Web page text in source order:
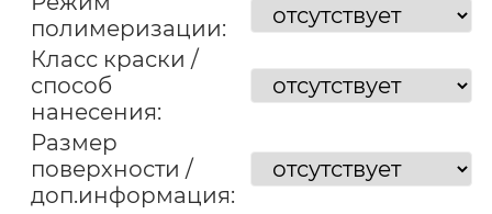
полимеризации:
Класс краски /
способ
нанесения:
Размер
поверхности /
доп.информация: